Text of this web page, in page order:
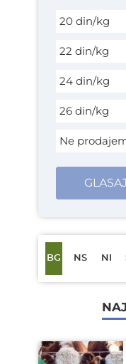
20 din/kg
22 din/kg
24 din/kg
26 din/kg
Ne
GLASAJ
BG NS NI